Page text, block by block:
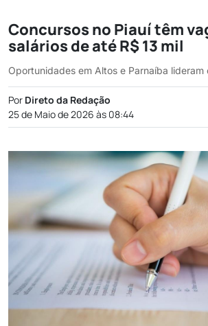
Concursos no Piauí têm
salários de até R$ 13 mil
Oportunidades em Altos e Parnaíba lideram
Por Direto da Redação
25 de Maio de 2026 às 08:44